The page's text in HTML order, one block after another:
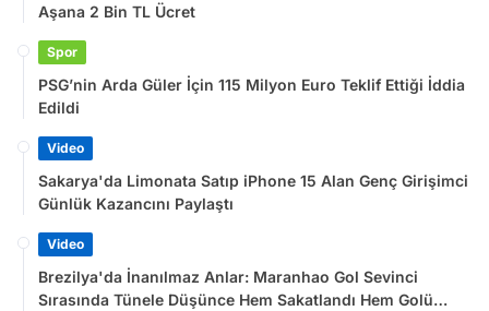
Aşana 2 Bin TL Ücret
Spor
PSG’nin Arda Güler İçin 115 Milyon Euro Teklif Ettiği İddia
Edildi
Video
Sakarya'da Limonata Satıp iPhone 15 Alan Genç Girişimci
Günlük Kazancını Paylaştı
Video
Brezilya'da İnanılmaz Anlar: Maranhao Gol Sevinci
Sırasında Tünele Düşünce Hem Sakatlandı Hem Golü